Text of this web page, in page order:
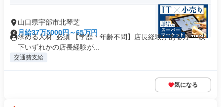
山口県宇部市北琴芝
月給37万5000円～65万円
求める人材: 必須 【学歴・年齢不問】店長経験がある方 ～以
下いずれかの店長経験が...
交通費支給
気になる